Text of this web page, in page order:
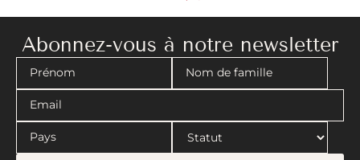
Abonnez-vous à notre newsletter